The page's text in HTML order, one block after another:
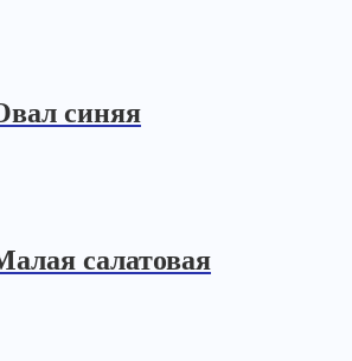
синяя
салатовая